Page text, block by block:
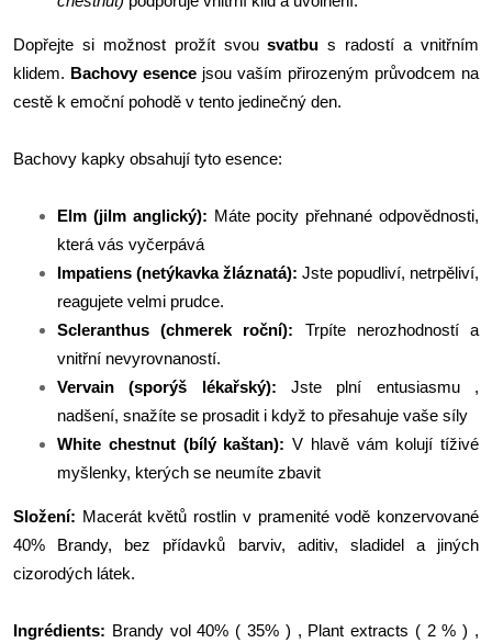
Dopřejte si možnost prožít svousvatbu s radostí a vnitřním
klidem. Bachovy esence jsou vaším přirozeným průvodcem na
cestě k emoční pohodě v tento jedinečný den.
Bachovy kapky obsahují tyto esence:
Elm (jilm anglický): Máte pocity přehnané odpovědnosti,
která vás vyčerpává
Impatiens (netýkavka žláznatá): Jste popudliví, netrpěliví,
reagujete velmi prudce.
Scleranthus (chmerek roční): Trpíte nerozhodností a
vnitřní nevyrovnaností.
Vervain (sporýš lékařský): Jste plní entusiasmu ,
nadšení, snažíte se prosadit i když to přesahuje vaše síly
White chestnut (bílý kaštan): V hlavě vám kolují tíživé
myšlenky, kterých se neumíte zbavit
Složení: Macerát květů rostlin v pramenité vodě konzervované
40% Brandy, bez přídavků barviv, aditiv, sladidel a jiných
cizorodých látek.
Ingrédients: Brandy vol 40% ( 35% ) , Plant extracts ( 2 % ) ,